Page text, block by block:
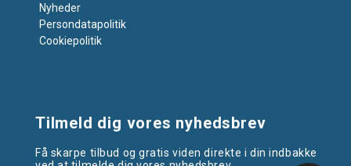
Nyheder
Persondatapolitik
Cookiepolitik
Tilmeld dig vores nyhedsbrev
Få skarpe tilbud og gratis viden direkte i din indbakke